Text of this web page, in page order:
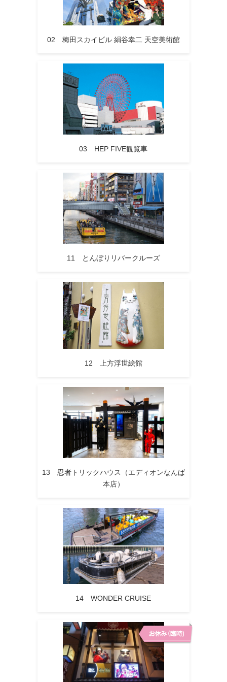
02 梅田スカイビル 絹谷幸二 天空美術館
03 HEP FIVE観覧車
11 とんぼりリバークルーズ
12 上方浮世絵館
13 忍者トリックハウス（エディオンなんば
本店）
14 WONDER CRUISE